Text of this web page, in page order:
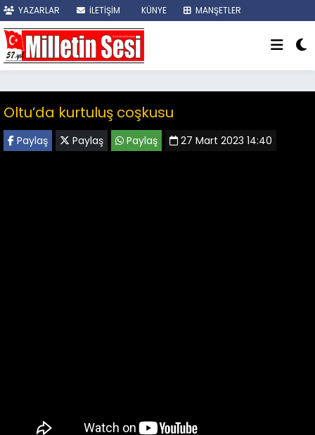
YAZARLAR İLETİŞİM KÜNYE
MANŞETLER
SON DAKİKA
Oltu’da kurtuluş coşkusu
Paylaş Paylaş Paylaş 27 Mart 2023 14:40